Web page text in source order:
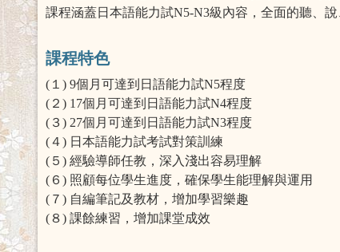
課程涵蓋日本語能力試N5-N3級內容，全面的聽、
課程特色
(１) 9個月可達到日語能力試N5程度
(２) 17個月可達到日語能力試N4程度
(３) 27個月可達到日語能力試N3程度
(４) 日本語能力試考試對策訓練
(５) 經驗導師任教，深入淺出容易理解
(６) 照顧每位學生進度，確保學生能理解與運用
(７) 自編筆記及教材，增加學習樂趣
(８) 課餘練習，增加課堂成效